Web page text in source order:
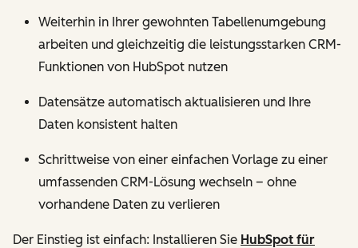
Weiterhin in Ihrer gewohnten Tabellenumgebung
arbeiten und gleichzeitig die leistungsstarken CRM-
Funktionen von HubSpot nutzen
Datensätze automatisch aktualisieren und Ihre
Daten konsistent halten
Schrittweise von einer einfachen Vorlage zu einer
umfassenden CRM-Lösung wechseln – ohne
vorhandene Daten zu verlieren
Der Einstieg ist einfach: Installieren Sie HubSpot für